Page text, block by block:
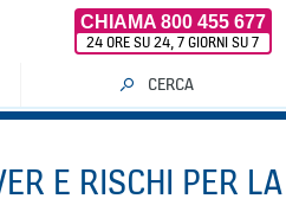
CHIAMA 800 455 677
24 ORE SU 24, 7 GIORNI SU 7
CERCA
E RISCHI PER LA